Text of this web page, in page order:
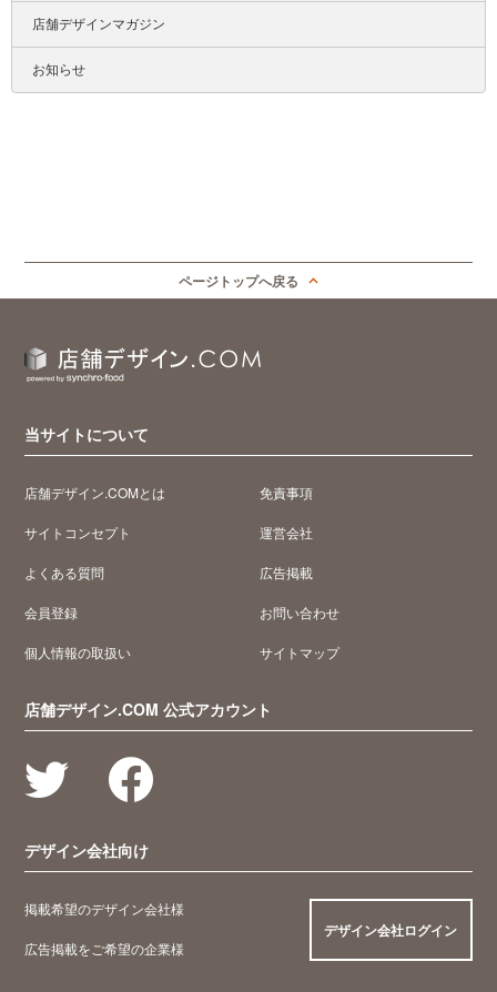
店舗デザインマガジン
お知らせ
ページトップへ戻る
当サイトについて
店舗デザイン.COMとは
サイトコンセプト
よくある質問
会員登録
個人情報の取扱い
免責事項
運営会社
広告掲載
お問い合わせ
サイトマップ
店舗デザイン.COM 公式アカウント
デザイン会社向け
掲載希望のデザイン会社様
広告掲載をご希望の企業様
デザイン会社ログイン